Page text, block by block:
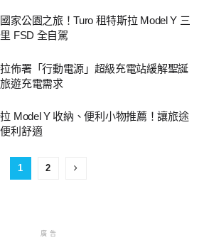
家公園之旅！Turo 租特斯拉 Model Y 三
FSD 全自駕
佈署「行動電源」超級充電站緩解聖誕
遊充電需求
Model Y 收納、便利小物推薦！讓旅途
利舒適
1 2
廣告